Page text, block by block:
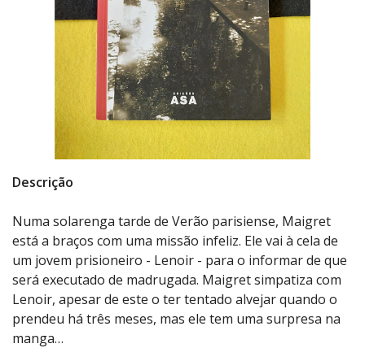
Descrição
Numa solarenga tarde de Verão parisiense, Maigret
está a braços com uma missão infeliz. Ele vai à cela de
um jovem prisioneiro - Lenoir - para o informar de que
será executado de madrugada. Maigret simpatiza com
Lenoir, apesar de este o ter tentado alvejar quando o
prendeu há três meses, mas ele tem uma surpresa na
manga…